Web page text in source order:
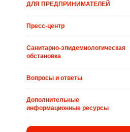
ДЛЯ ПРЕДПРИНИМАТЕЛЕЙ
Пресс-центр
Санитарно-эпидемиологическая
обстановка
Вопросы и ответы
Дополнительные
информационные ресурсы